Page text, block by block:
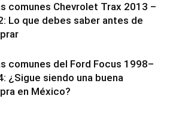
comunes Chevrolet Trax 2013 –
Lo que debes saber antes de
comunes del Ford Focus 1998–
¿Sigue siendo una buena
en México?